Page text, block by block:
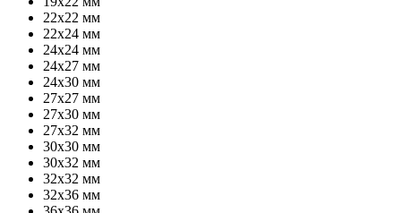
22х22 мм
22х24 мм
24х24 мм
24х27 мм
24х30 мм
27х27 мм
27х30 мм
27х32 мм
30х30 мм
30х32 мм
32х32 мм
32х36 мм